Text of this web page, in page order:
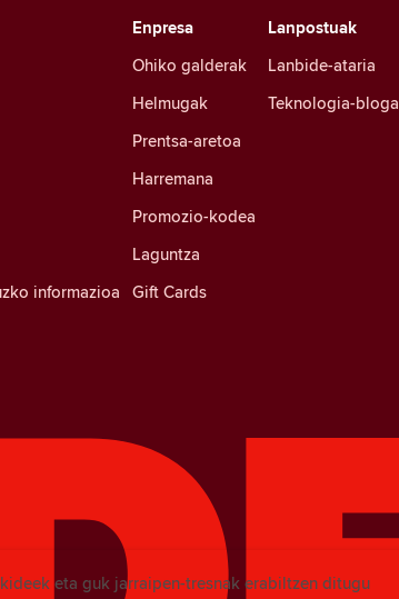
informazioa
Lanpostuak
Lanbide-ataria
Teknologia-bloga
Enpresa
Ohiko galderak
Helmugak
Prentsa-aretoa
Harremana
Promozio-kodea
Laguntza
Gift Cards
eta guk jarraipen-tresnak erabiltzen ditugu